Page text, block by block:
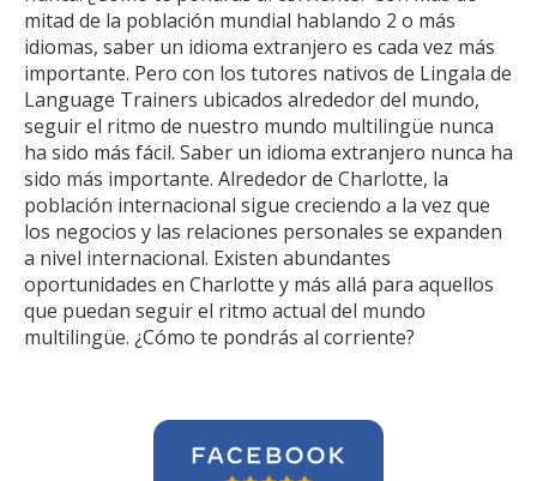
mitad de la población mundial hablando 2 o más
idiomas, saber un idioma extranjero es cada vez más
importante. Pero con los tutores nativos de Lingala de
Language Trainers ubicados alrededor del mundo,
seguir el ritmo de nuestro mundo multilingüe nunca
ha sido más fácil. Saber un idioma extranjero nunca ha
sido más importante. Alrededor de Charlotte, la
población internacional sigue creciendo a la vez que
los negocios y las relaciones personales se expanden
a nivel internacional. Existen abundantes
oportunidades en Charlotte y más allá para aquellos
que puedan seguir el ritmo actual del mundo
multilingüe. ¿Cómo te pondrás al corriente?